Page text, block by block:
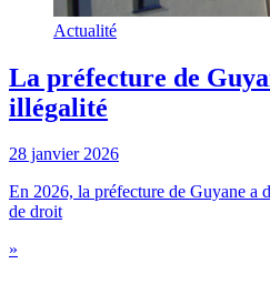
Actualité
La préfecture de
illégalité
28 janvier 2026
En 2026, la préfecture de Guyane a
de droit
»